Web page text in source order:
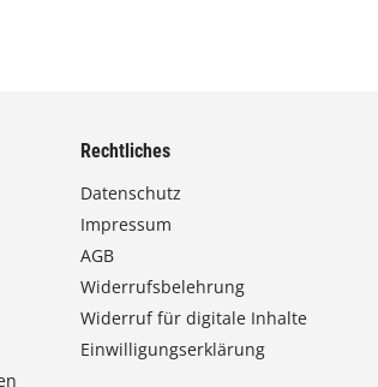
Rechtliches
Datenschutz
Impressum
AGB
Widerrufsbelehrung
Widerruf für digitale Inhalte
Einwilligungserklärung